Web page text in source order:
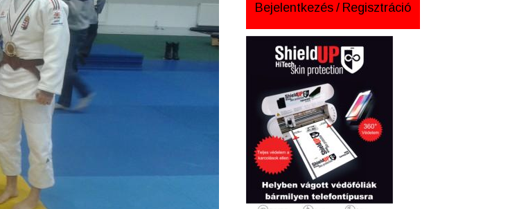
Bejelentkezés / Regisztráció